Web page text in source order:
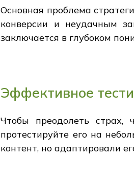
Основная проблема
конверсии и неудачным
заключается в глубоком
Эффективное
Чтобы преодолеть страх,
протестируйте его на
контент, но адаптировали